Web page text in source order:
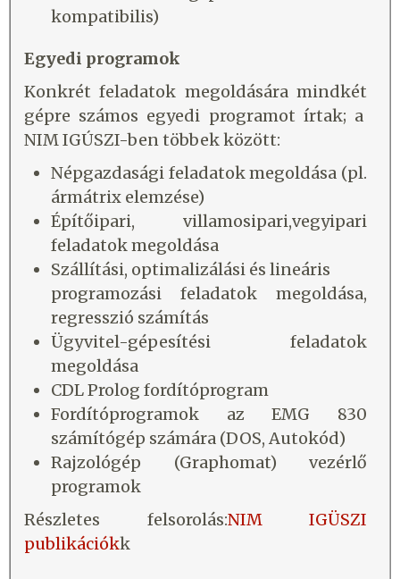
kompatibilis)
Egyedi programok
Konkrét feladatok megoldására mindkét
gépre számos egyedi programot írtak; a
NIM IGÚSZI-ben többek között:
Népgazdasági feladatok megoldása (pl.
ármátrix elemzése)
Építőipari, villamosipari,vegyipari
feladatok megoldása
Szállítási, optimalizálási és lineáris
programozási feladatok megoldása,
regresszió számítás
Ügyvitel-gépesítési feladatok
megoldása
CDL Prolog fordítóprogram
Fordítóprogramok az EMG 830
számítógép számára (DOS, Autokód)
Rajzológép (Graphomat) vezérlő
programok
Részletes felsorolás:NIM IGÜSZI
publikációkk